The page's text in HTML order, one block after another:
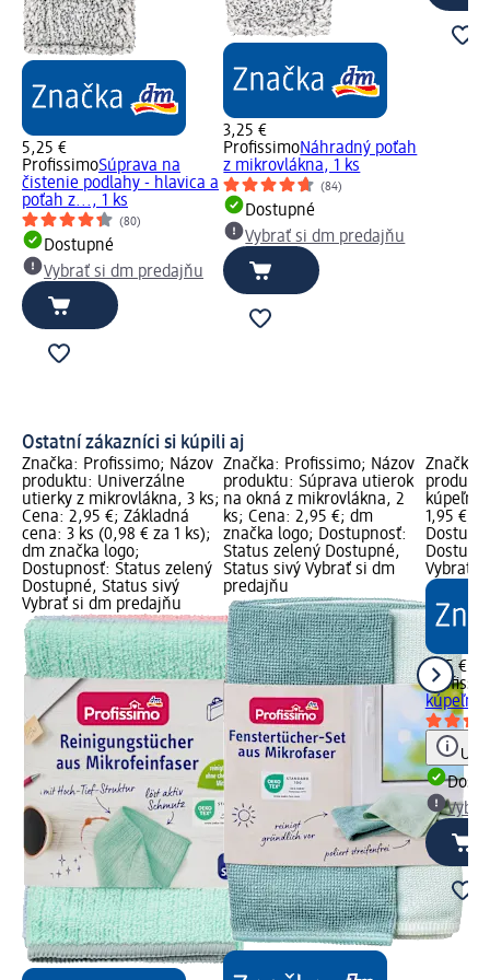
5,25 €
ProfissimoSúprava na
čistenie podlahy - hlavica a
poťah z..., 1 ks
(80)
Dostupné
Vybrať si dm predajňu
3,25 €
ProfissimoNáhradný poťah
z mikrovlákna, 1 ks
(84)
Dostupné
Vybrať si dm predajňu
Ostatní zákazníci si kúpili aj
Značka: Profissimo; Názov
produktu: Univerzálne
utierky z mikrovlákna, 3 ks;
Cena: 2,95 €; Základná
cena: 3 ks (0,98 € za 1 ks);
dm značka logo;
Dostupnosť: Status zelený
Dostupné, Status sivý
Vybrať si dm predajňu
Značka: Profissimo; Názov
produktu: Súprava utierok
na okná z mikrovlákna, 2
ks; Cena: 2,95 €; dm
značka logo; Dostupnosť:
Status zelený Dostupné,
Status sivý Vybrať si dm
predajňu
Značka:
kúpeľne
1,95 €;
Vybrať
1,95 €
kúpeľne